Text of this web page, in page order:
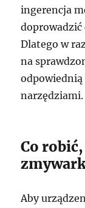
ingerencja
doprowadzić
Dlatego w
na
odpowiednią
narzędziami.
Co
Aby